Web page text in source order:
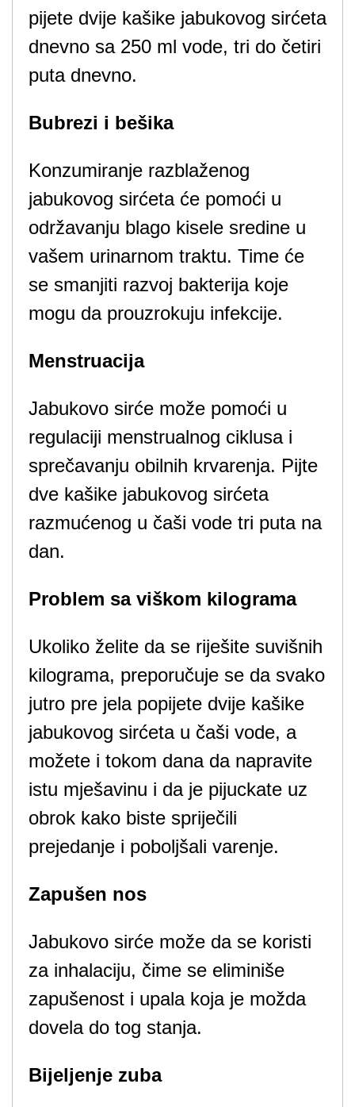
pijete dvije kašike jabukovog sirćeta
dnevno sa 250 ml vode, tri do četiri
puta dnevno.
Bubrezi i bešika
Konzumiranje razblaženog
jabukovog sirćeta će pomoći u
održavanju blago kisele sredine u
vašem urinarnom traktu. Time će
se smanjiti razvoj bakterija koje
mogu da prouzrokuju infekcije.
Menstruacija
Jabukovo sirće može pomoći u
regulaciji menstrualnog ciklusa i
sprečavanju obilnih krvarenja. Pijte
dve kašike jabukovog sirćeta
razmućenog u čaši vode tri puta na
dan.
Problem sa viškom kilograma
Ukoliko želite da se riješite suvišnih
kilograma, preporučuje se da svako
jutro pre jela popijete dvije kašike
jabukovog sirćeta u čaši vode, a
možete i tokom dana da napravite
istu mješavinu i da je pijuckate uz
obrok kako biste spriječili
prejedanje i poboljšali varenje.
Zapušen nos
Jabukovo sirće može da se koristi
za inhalaciju, čime se eliminiše
zapušenost i upala koja je možda
dovela do tog stanja.
Bijeljenje zuba